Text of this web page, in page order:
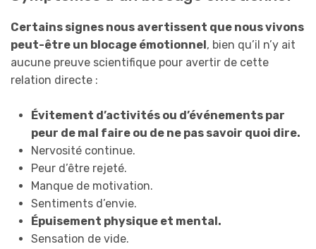
Certains signes nous avertissent que nous vivons
peut-être un blocage émotionnel, bien qu’il n’y ait
aucune preuve scientifique pour avertir de cette
relation directe :
Évitement d’activités ou d’événements par
peur de mal faire ou de ne pas savoir quoi dire.
Nervosité continue.
Peur d’être rejeté.
Manque de motivation.
Sentiments d’envie.
Épuisement physique et mental.
Sensation de vide.